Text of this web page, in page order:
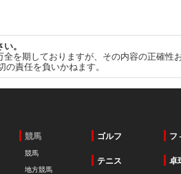
。
を期しておりますが、その内容の正確
責任を負いかねます。
競馬
競馬
地方競馬
ゴルフ フ
テニス 卓